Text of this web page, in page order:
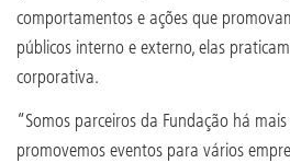
comportamentos e ações que
públicos interno e externo, elas
corporativa.
“Somos parceiros da Fundação há
promovemos eventos para vários